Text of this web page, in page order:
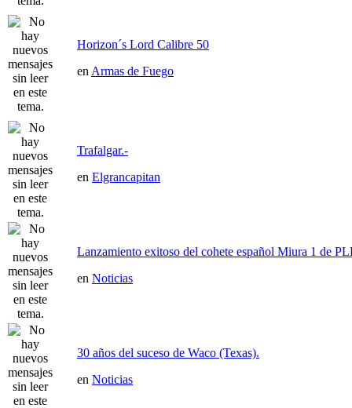
Horizon´s Lord Calibre 50
en Armas de Fuego
Trafalgar.-
en Elgrancapitan
Lanzamiento exitoso del cohete español Miura 1 de
en Noticias
30 años del suceso de Waco (Texas).
en Noticias